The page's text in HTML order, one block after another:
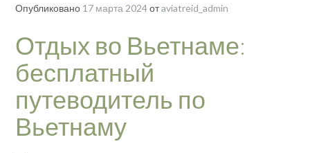
Опубликовано 17 марта 2024отaviatreid_admin
Отдых во Вьетнаме:
бесплатный
путеводитель по
Вьетнаму